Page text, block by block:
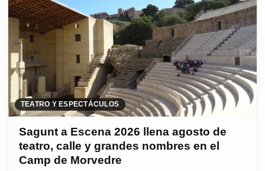
TEATRO Y ESPECTÁCULOS
Sagunt a Escena 2026 llena agosto de
teatro, calle y grandes nombres en el
Camp de Morvedre